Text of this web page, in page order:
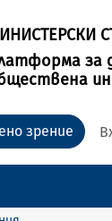
за
зрение